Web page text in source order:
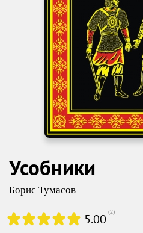
Усобники
Борис Тумасов
5.00 (2)